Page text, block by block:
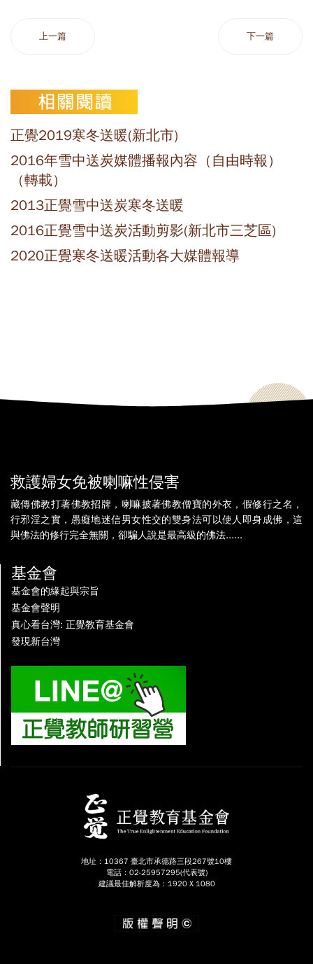
上一篇 下一篇
正覺2019寒冬送暖(新北市)
2016年雪中送炭媒體播報內容（自由時報）
（轉載）
2013正覺雪中送炭寒冬送暖
2016正覺雪中送炭活動剪影(新北市三芝區)
2020正覺寒冬送暖活動各大媒體報導
救護婦女免被喇嘛性侵害
藏傳佛教打著佛教招牌，喇嘛披著佛教僧寶的外衣，假修行之名，
行邪淫之實，愚癡地迷信男女性交的雙身法可以使人即身成佛，這
與佛法的修行完全無關，卻騙人說是最高級的佛法......
基金會
基金會的緣起與宗旨
基金會聲明
真心看台灣: 正覺教育基金會
發現新台灣
地址：10367 臺北市承德路三段267號10樓
電話：02-25957295(代表號)
建議最佳解析度為：1920 X 1080